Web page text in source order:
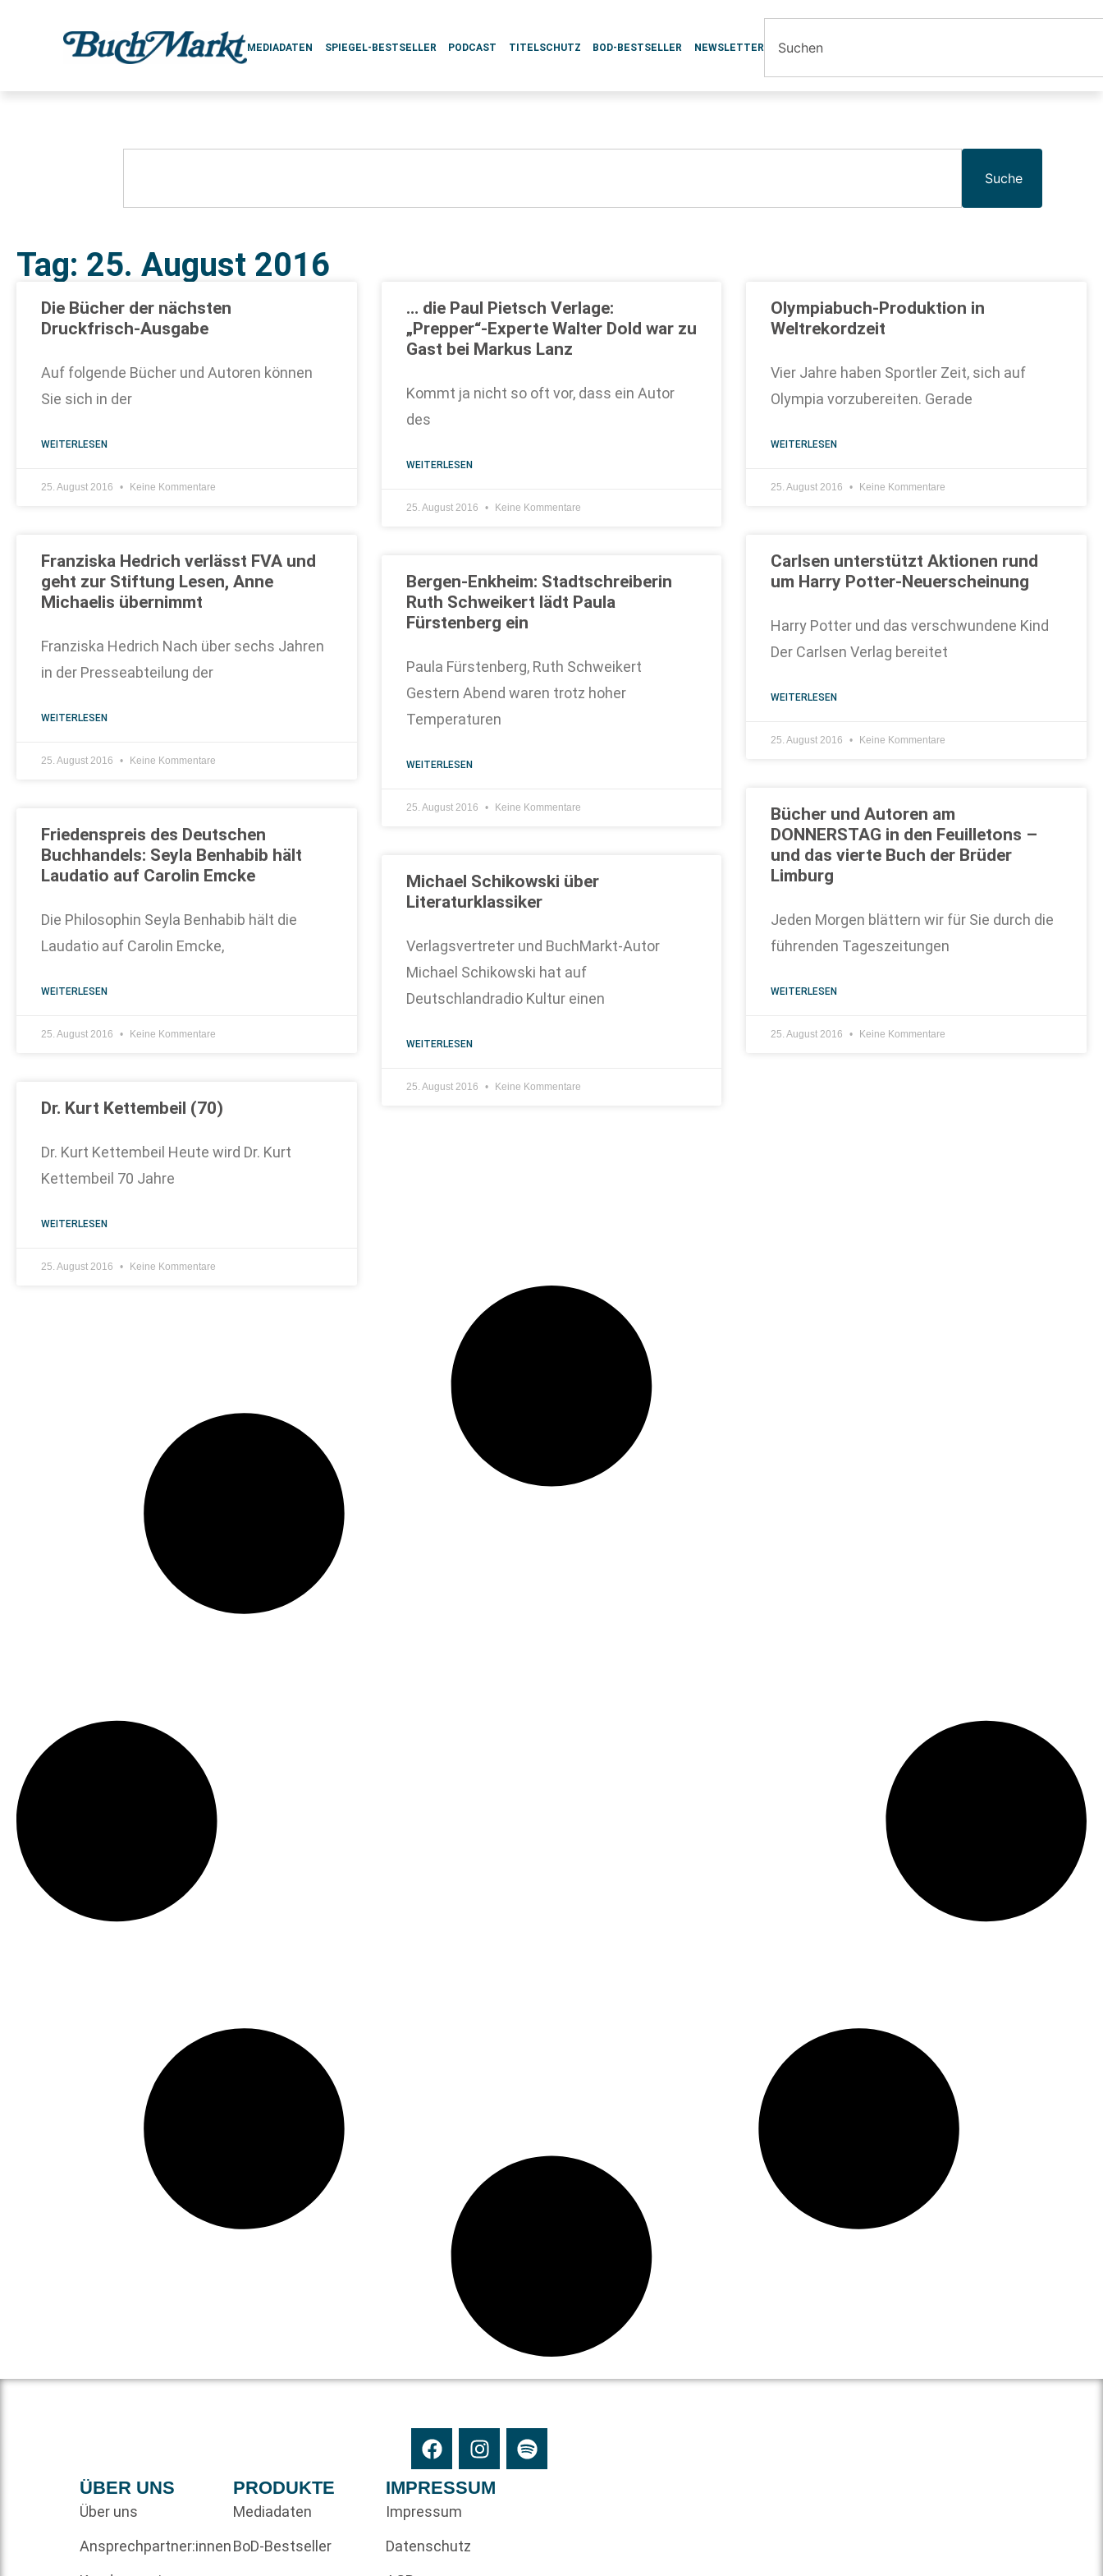
MEDIADATEN SPIEGEL-BESTSELLER PODCAST TITELSCHUTZ BOD-BESTSELLER NEWSLETTER
Suche
Tag: 25. August 2016
Die Bücher der nächsten
Druckfrisch-Ausgabe
Auf folgende Bücher und Autoren können
Sie sich in der
WEITERLESEN
25. August 2016 Keine Kommentare
… die Paul Pietsch Verlage:
„Prepper“-Experte Walter Dold war zu
Gast bei Markus Lanz
Kommt ja nicht so oft vor, dass ein Autor
des
WEITERLESEN
25. August 2016 Keine Kommentare
Olympiabuch-Produktion in
Weltrekordzeit
Vier Jahre haben Sportler Zeit, sich auf
Olympia vorzubereiten. Gerade
WEITERLESEN
25. August 2016 Keine Kommentare
Franziska Hedrich verlässt FVA und
geht zur Stiftung Lesen, Anne
Michaelis übernimmt
Franziska Hedrich Nach über sechs Jahren
in der Presseabteilung der
WEITERLESEN
25. August 2016 Keine Kommentare
Bergen-Enkheim: Stadtschreiberin
Ruth Schweikert lädt Paula
Fürstenberg ein
Paula Fürstenberg, Ruth Schweikert
Gestern Abend waren trotz hoher
Temperaturen
WEITERLESEN
25. August 2016 Keine Kommentare
Carlsen unterstützt Aktionen rund
um Harry Potter-Neuerscheinung
Harry Potter und das verschwundene Kind
Der Carlsen Verlag bereitet
WEITERLESEN
25. August 2016 Keine Kommentare
Friedenspreis des Deutschen
Buchhandels: Seyla Benhabib hält
Laudatio auf Carolin Emcke
Die Philosophin Seyla Benhabib hält die
Laudatio auf Carolin Emcke,
WEITERLESEN
25. August 2016 Keine Kommentare
Michael Schikowski über
Literaturklassiker
Verlagsvertreter und BuchMarkt-Autor
Michael Schikowski hat auf
Deutschlandradio Kultur einen
WEITERLESEN
25. August 2016 Keine Kommentare
Bücher und Autoren am
DONNERSTAG in den Feuilletons –
und das vierte Buch der Brüder
Limburg
Jeden Morgen blättern wir für Sie durch die
führenden Tageszeitungen
WEITERLESEN
25. August 2016 Keine Kommentare
Dr. Kurt Kettembeil (70)
Dr. Kurt Kettembeil Heute wird Dr. Kurt
Kettembeil 70 Jahre
WEITERLESEN
25. August 2016 Keine Kommentare
ÜBER UNS
Über uns
Ansprechpartner:innen
PRODUKTE
Mediadaten
BoD-Bestseller
IMPRESSUM
Impressum
Datenschutz